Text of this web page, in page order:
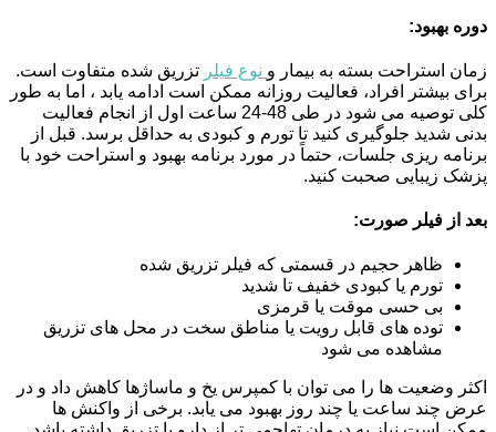
دوره بهبود:
زمان استراحت بسته به بیمار و نوع فیلر تزریق شده متفاوت است.
برای بیشتر افراد، فعالیت روزانه ممکن است ادامه یابد ، اما به طور
کلی توصیه می شود در طی 48-24 ساعت اول از انجام فعالیت
بدنی شدید جلوگیری کنید تا تورم و کبودی به حداقل برسد. قبل از
برنامه ریزی جلسات، حتماً در مورد برنامه بهبود و استراحت خود با
پزشک زیبایی صحبت کنید.
بعد از فیلر صورت:
ظاهر حجیم در قسمتی که فیلر تزریق شده
تورم یا کبودی خفیف تا شدید
بی حسی موقت یا قرمزی
توده های قابل رویت یا مناطق سخت در محل های تزریق
مشاهده می شود
اکثر وضعیت ها را می توان با کمپرس یخ و ماساژها کاهش داد و در
عرض چند ساعت یا چند روز بهبود می یابد. برخی از واکنش ها